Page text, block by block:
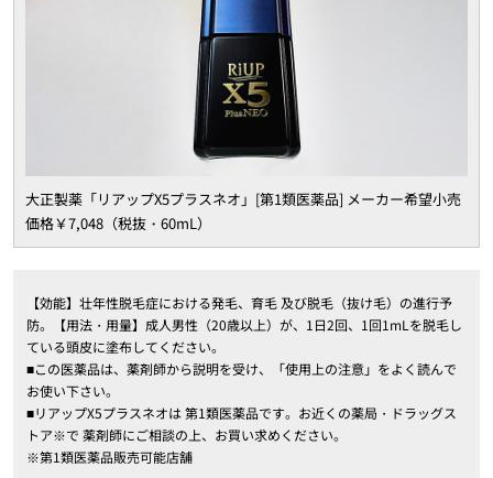
大正製薬「リアップX5プラスネオ」[第1類医薬品] メーカー希望小売
価格￥7,048（税抜・60mL）
【効能】壮年性脱毛症における発毛、育毛 及び脱毛（抜け毛）の進行予
防。【用法・用量】成人男性（20歳以上）が、1日2回、1回1mLを脱毛し
ている頭皮に塗布してください。
■この医薬品は、薬剤師から説明を受け、「使用上の注意」をよく読んで
お使い下さい。
■リアップX5プラスネオは 第1類医薬品です。お近くの薬局・ドラッグス
トア※で 薬剤師にご相談の上、お買い求めください。
※第1類医薬品販売可能店舗